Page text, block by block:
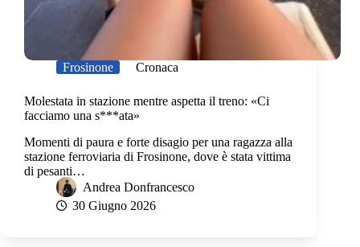
Frosinone Cronaca
Molestata in stazione mentre aspetta il treno: «Ci
facciamo una s***ata»
Momenti di paura e forte disagio per una ragazza alla
stazione ferroviaria di Frosinone, dove è stata vittima
di pesanti…
Andrea Donfrancesco
30 Giugno 2026